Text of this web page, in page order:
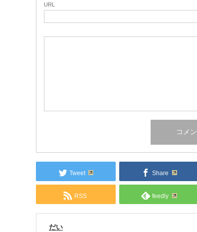
URL
Tweet Share
RSS feedly
だい